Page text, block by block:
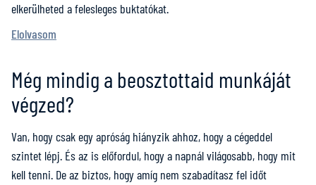
elkerülheted a felesleges buktatókat.
Elolvasom
Még mindig a beosztottaid munkáját
végzed?
Van, hogy csak egy apróság hiányzik ahhoz, hogy a cégeddel
szintet lépj. És az is előfordul, hogy a napnál világosabb, hogy mit
kell tenni. De az biztos, hogy amíg nem szabadítasz fel időt